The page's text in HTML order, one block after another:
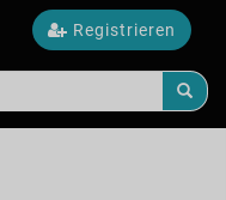
Registrieren